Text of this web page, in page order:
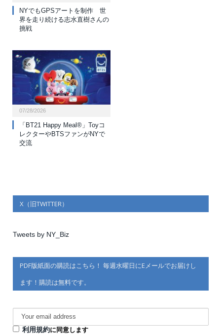
NYでもGPSアートを制作 世
界を走り続ける志水直樹さんの
挑戦
07/28/2026
「BT21 Happy Meal®」Toyコ
レクターやBTSファンがNYで
交流
X（旧TWITTER）
Tweets by NY_Biz
PDF版紙面の購読はこちら！ 毎週水曜日にEメールでお届けし
ます！購読は無料です。
利用規約に同意します